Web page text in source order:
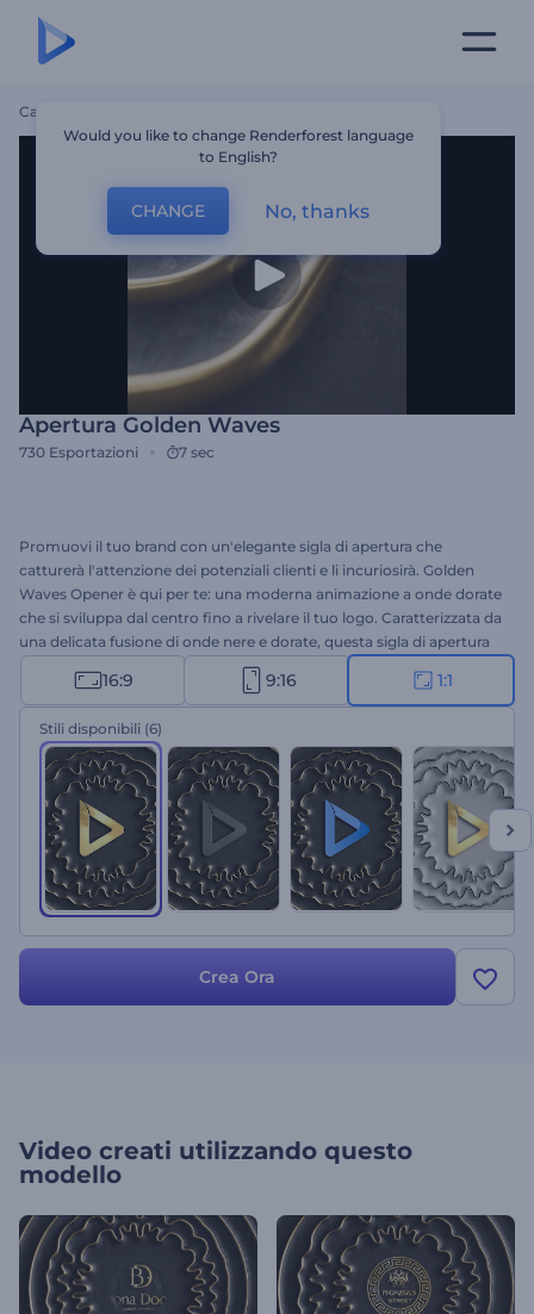
Casa
Apertura Golden Waves
730 Esportazioni 7 sec
Promuovi il tuo brand con un'elegante sigla di apertura che
catturerà l'attenzione dei potenziali clienti e li incuriosirà. Golden
Waves Opener è qui per te: una moderna animazione a onde dorate
che si sviluppa dal centro fino a rivelare il tuo logo. Caratterizzata da
una delicata fusione di onde nere e dorate, questa sigla di apertura
moderna è la garanzia del successo di qualsiasi progetto
commerciale. Bastano pochi minuti per caricare il tuo logo, scrivere
il tuo slogan e attendere qualche istante per ottenere la tua sigla di
apertura animata professionale. Perfetta per sigle aziendali, lanci di
prodotto, promozioni di gioiellerie e molto altro. Aggiungi un tocco
di eleganza al tuo progetto e lascia un'impressione duratura sul tuo
pubblico di riferimento con questa sigla di apertura moderna.
Provala subito!
16:9 9:16 1:1
Stili disponibili (6)
Crea Ora
Video creati utilizzando questo
modello
Would you like to change Renderforest language
to English?
CHANGE No, thanks